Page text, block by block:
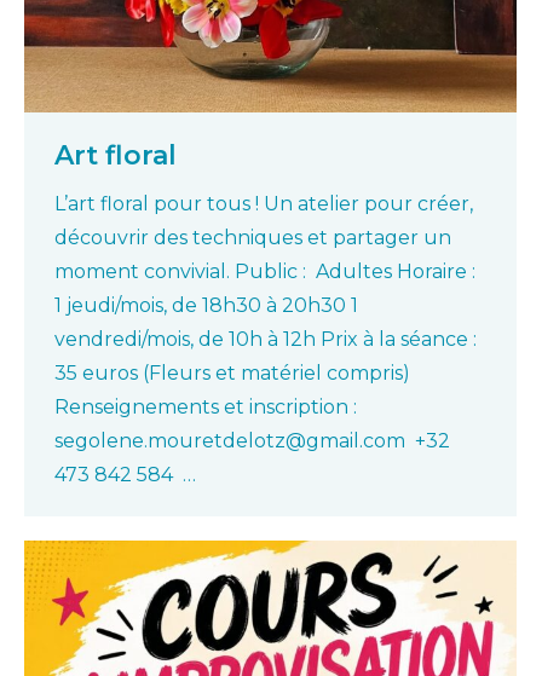
Art floral
L’art floral pour tous ! Un atelier pour créer,
découvrir des techniques et partager un
moment convivial. Public : Adultes Horaire :
1 jeudi/mois, de 18h30 à 20h30 1
vendredi/mois, de 10h à 12h Prix à la séance :
35 euros (Fleurs et matériel compris)
Renseignements et inscription :
segolene.mouretdelotz@gmail.com +32
473 842 584 …